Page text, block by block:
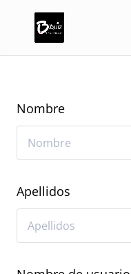
Nombre
Apellidos